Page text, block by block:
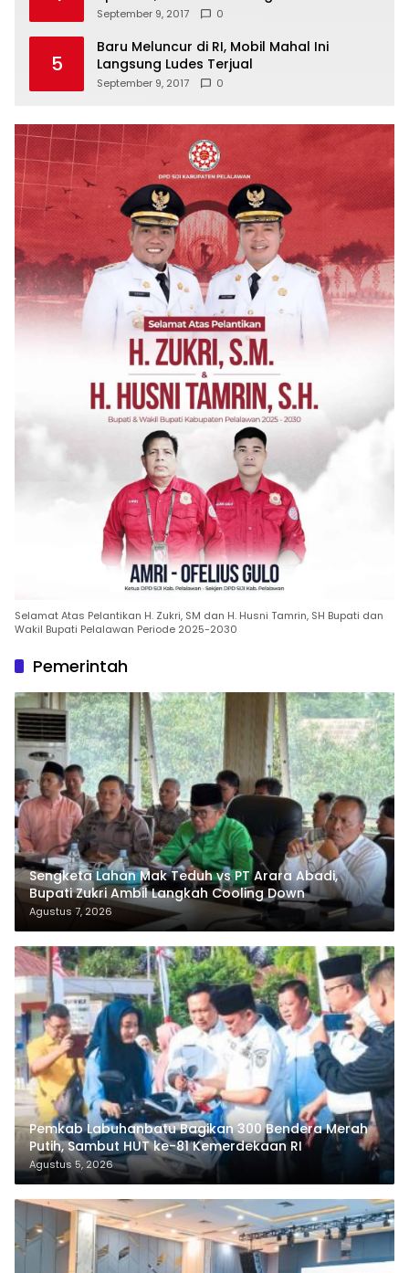
September 9, 2017 0
5
Baru Meluncur di RI, Mobil Mahal Ini
Langsung Ludes Terjual
September 9, 2017 0
Selamat Atas Pelantikan H. Zukri, SM dan H. Husni Tamrin, SH Bupati dan
Wakil Bupati Pelalawan Periode 2025-2030
Pemerintah
Sengketa Lahan Mak Teduh vs PT Arara Abadi,
Bupati Zukri Ambil Langkah Cooling Down
Agustus 7, 2026
Pemkab Labuhanbatu Bagikan 300 Bendera Merah
Putih, Sambut HUT ke-81 Kemerdekaan RI
Agustus 5, 2026